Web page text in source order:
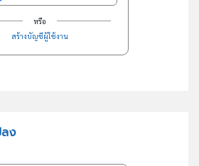
หรือ
สร้างบัญชีผู้ใช้งาน
ง